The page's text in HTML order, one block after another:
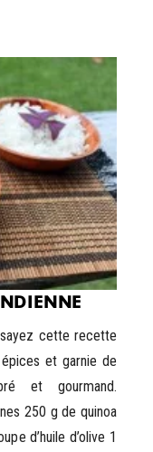
cette recette
épices et garnie de
et gourmand.
250 g de quinoa
d’huile d’olive 1